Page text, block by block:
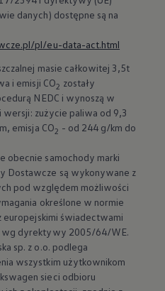
pl/eu-data-act.html
masie całkowitej 3,5t
i emisji CO2zostały
wersji: zużycie paliwa od 9,3
emisja CO2- od 244 g/km do
obecnie samochody marki
Dostawcze są wykonywane z
pod względem możliwości
określone w normie
europejskimi świadectwami
wg dyrektywy 2005/64/WE.
sp. z o.o. podlega
wszystkim użytkownikom
sieci odbioru
z eksploatacji, zgodnie z
stycznia 2005 r. o recyklingu
Więcej informacji